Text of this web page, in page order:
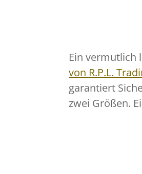
Ein vermutlich
von R.P.L.
garantiert
zwei Größen.